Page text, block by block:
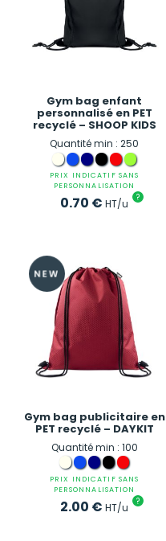
Gym bag enfant
personnalisé en PET
recyclé – SHOOP KIDS
Quantité min : 250
PRIX INDICATIF SANS
PERSONNALISATION
0.70 € HT/u ?
Gym bag publicitaire en
PET recyclé – DAYKIT
Quantité min : 100
PRIX INDICATIF SANS
PERSONNALISATION
2.00 € HT/u ?